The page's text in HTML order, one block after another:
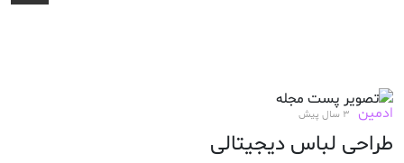
ادمین 3 سال پیش
طراحی لباس دیجیتالی